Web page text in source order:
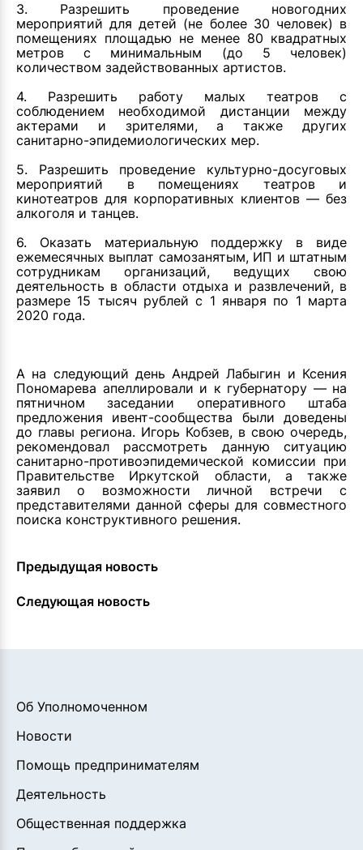
3. Разрешить проведение новогодних
мероприятий для детей (не более 30 человек) в
помещениях площадью не менее 80 квадратных
метров с минимальным (до 5 человек)
количеством задействованных артистов.
4. Разрешить работу малых театров с
соблюдением необходимой дистанции между
актерами и зрителями, а также других
санитарно-эпидемиологических мер.
5. Разрешить проведение культурно-досуговых
мероприятий в помещениях театров и
кинотеатров для корпоративных клиентов — без
алкоголя и танцев.
6. Оказать материальную поддержку в виде
ежемесячных выплат самозанятым, ИП и штатным
сотрудникам организаций, ведущих свою
деятельность в области отдыха и развлечений, в
размере 15 тысяч рублей с 1 января по 1 марта
2020 года.
А на следующий день Андрей Лабыгин и Ксения
Пономарева апеллировали и к губернатору — на
пятничном заседании оперативного штаба
предложения ивент-сообщества были доведены
до главы региона. Игорь Кобзев, в свою очередь,
рекомендовал рассмотреть данную ситуацию
санитарно-противоэпидемической комиссии при
Правительстве Иркутской области, а также
заявил о возможности личной встречи с
представителями данной сферы для совместного
поиска конструктивного решения.
Предыдущая новость
Следующая новость
Об Уполномоченном
Новости
Помощь предпринимателям
Деятельность
Общественная поддержка